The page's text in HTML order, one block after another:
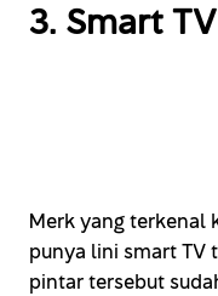
3. Smart
Merk yang terkenal
punya lini smart TV
pintar tersebut